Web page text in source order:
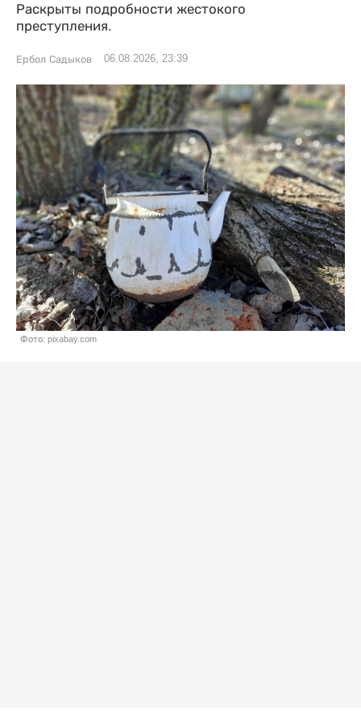
Раскрыты подробности жестокого
преступления.
Ербол Садыков 06.08.2026, 23:39
Фото: pixabay.com